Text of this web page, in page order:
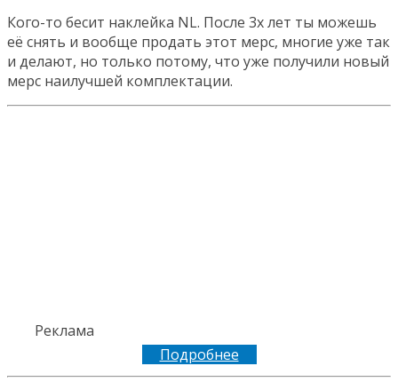
Кого-то бесит наклейка NL. После 3х лет ты можешь
её снять и вообще продать этот мерс, многие уже так
и делают, но только потому, что уже получили новый
мерс наилучшей комплектации.
Реклама
Подробнее